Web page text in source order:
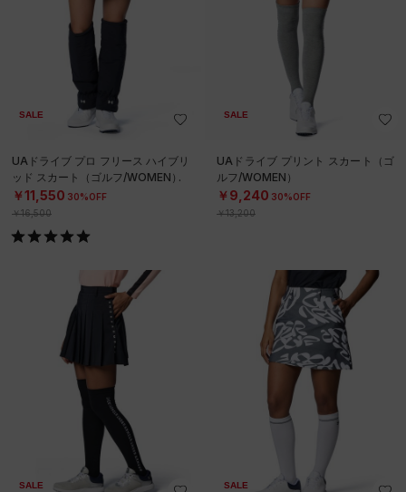
SALE
UAドライブ プロ フリース ハイブリ
ッド スカート（ゴルフ/WOMEN）
￥11,550 30%OFF
￥16,500
SALE
UAドライブ プリント スカート（ゴ
ルフ/WOMEN）
￥9,240 30%OFF
￥13,200
SALE SALE